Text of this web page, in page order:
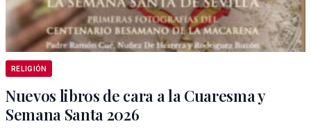
RELIGIÓN
Nuevos libros de cara a la Cuaresma y
Semana Santa 2026